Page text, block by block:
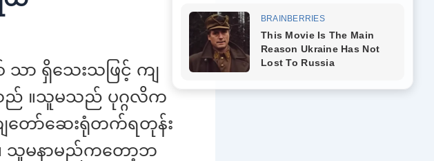
ာ ရှိသေးသဖြင့် ကျ
။သူမသည် ပုဂ္ဂလိက
ျတော်ဆေးရုံတက်ရတုန်း
။ သူမနာမည်ကတော့ဘ